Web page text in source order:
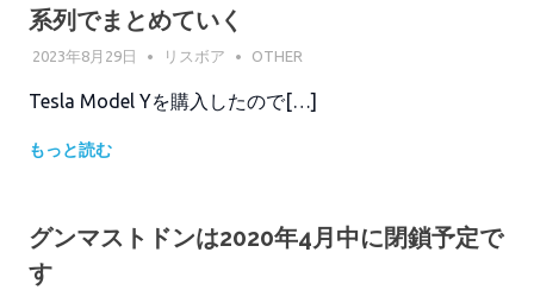
系列でまとめていく
2023年8月29日 リスボア OTHER
Tesla Model Yを購入したので[…]
もっと読む
グンマストドンは2020年4月中に閉鎖予定で
す